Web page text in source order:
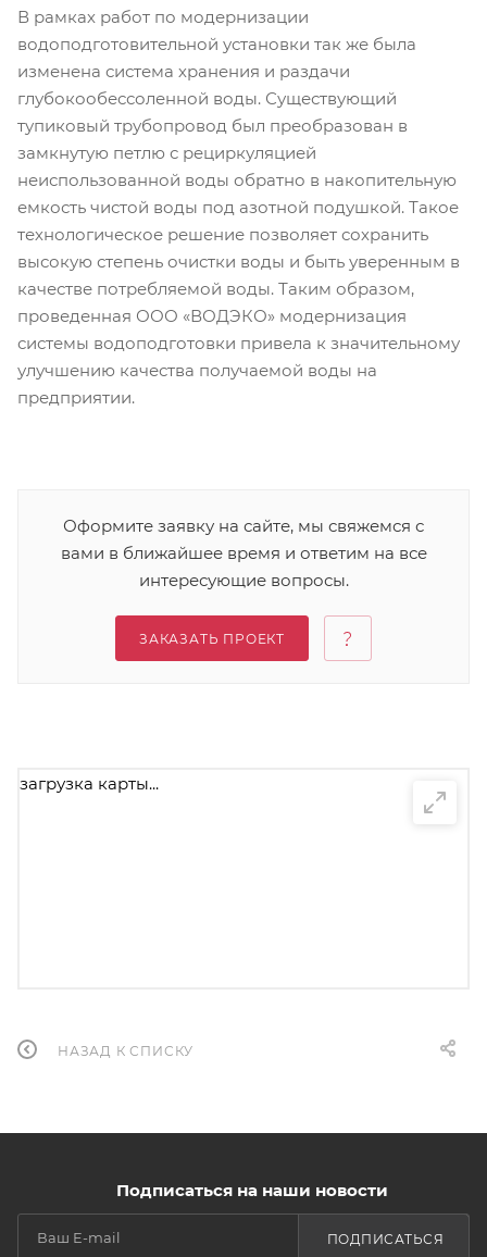
В рамках работ по модернизации
водоподготовительной установки так же была
изменена система хранения и раздачи
глубокообессоленной воды. Существующий
тупиковый трубопровод был преобразован в
замкнутую петлю с рециркуляцией
неиспользованной воды обратно в накопительную
емкость чистой воды под азотной подушкой. Такое
технологическое решение позволяет сохранить
высокую степень очистки воды и быть уверенным в
качестве потребляемой воды. Таким образом,
проведенная ООО «ВОДЭКО» модернизация
системы водоподготовки привела к значительному
улучшению качества получаемой воды на
предприятии.
Оформите заявку на сайте, мы свяжемся с
вами в ближайшее время и ответим на все
интересующие вопросы.
ЗАКАЗАТЬ ПРОЕКТ
загрузка карты...
НАЗАД К СПИСКУ
Подписаться на наши новости
ПОДПИСАТЬСЯ